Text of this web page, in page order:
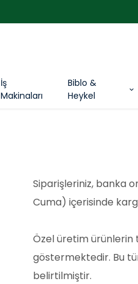
İş
Makinaları
Biblo &
Heykel
Siparişleriniz, banka
Cuma) içerisinde
Özel üretim ürünlerin
göstermektedir. Bu
belirtilmiştir.